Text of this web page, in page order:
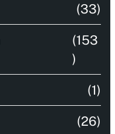
(33)
(153
)
(1)
(26)